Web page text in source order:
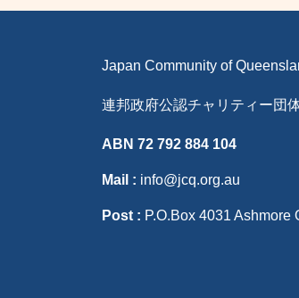
Japan Community of
連邦政府公認チャリティー団
ABN 72 792 884 104
Mail : info@jcq.org.au
Post : P.O.Box 4031 Ashmore